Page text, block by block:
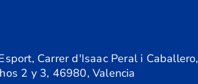
Carrer d'Isaac Peral i Caballero,
2 y 3, 46980, Valencia